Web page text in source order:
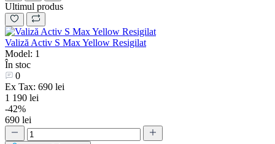
Ultimul produs
Valiză Activ S Max Yellow Resigilat
Model: 1
În stoc
0
Ex Tax: 690 lei
1 190 lei
-42%
690 lei